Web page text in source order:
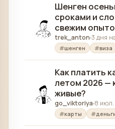
Шенген
сроками и
свежим
trek_anton 3 дня
шенген виза
Как платить
летом 2026 —
живые?
go_viktoriya 8 июл.
карты